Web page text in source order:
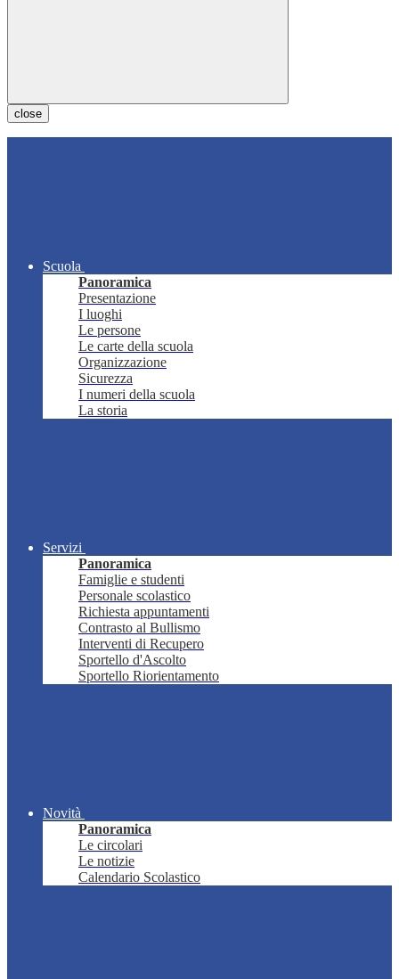
close
Scuola
Panoramica
Presentazione
I luoghi
Le persone
Le carte della scuola
Organizzazione
Sicurezza
I numeri della scuola
La storia
Servizi
Panoramica
Famiglie e studenti
Personale scolastico
Richiesta appuntamenti
Contrasto al Bullismo
Interventi di Recupero
Sportello d'Ascolto
Sportello Riorientamento
Novità
Panoramica
Le circolari
Le notizie
Calendario Scolastico